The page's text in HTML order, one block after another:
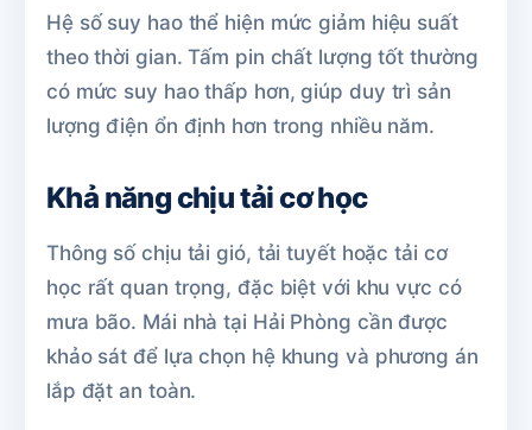
Hệ số suy hao thể hiện mức giảm hiệu suất
theo thời gian. Tấm pin chất lượng tốt thường
có mức suy hao thấp hơn, giúp duy trì sản
lượng điện ổn định hơn trong nhiều năm.
Khả năng chịu tải cơ học
Thông số chịu tải gió, tải tuyết hoặc tải cơ
học rất quan trọng, đặc biệt với khu vực có
mưa bão. Mái nhà tại Hải Phòng cần được
khảo sát để lựa chọn hệ khung và phương án
lắp đặt an toàn.